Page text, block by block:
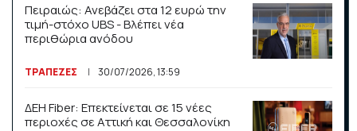
29/05/2026, 14:16
Αγορές χωρίς φρένα στο Χρηματιστήριο –
Ράλι τραπεζών, νέα υψηλά για ΓΕΚ ΤΕΡΝΑ και
ΑΔΜΗΕ
Πειραιώς: Ανεβάζει στα 12 ευρώ την
τιμή-στόχο UBS - Βλέπει νέα
περιθώρια ανόδου
ΤΡΑΠΕΖΕΣ 30/07/2026, 13:59
ΔΕΗ Fiber: Επεκτείνεται σε 15 νέες
περιοχές σε Αττική και Θεσσαλονίκη